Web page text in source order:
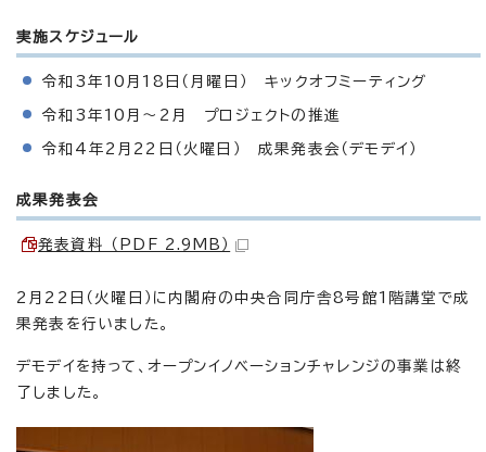
実施スケジュール
令和3年10月18日（月曜日） キックオフミーティング
令和3年10月～2月 プロジェクトの推進
令和4年2月22日（火曜日） 成果発表会（デモデイ）
成果発表会
発表資料 （PDF 2.9MB）
2月22日（火曜日）に内閣府の中央合同庁舎8号館1階講堂で成
果発表を行いました。
デモデイを持って、オープンイノベーションチャレンジの事業は終
了しました。